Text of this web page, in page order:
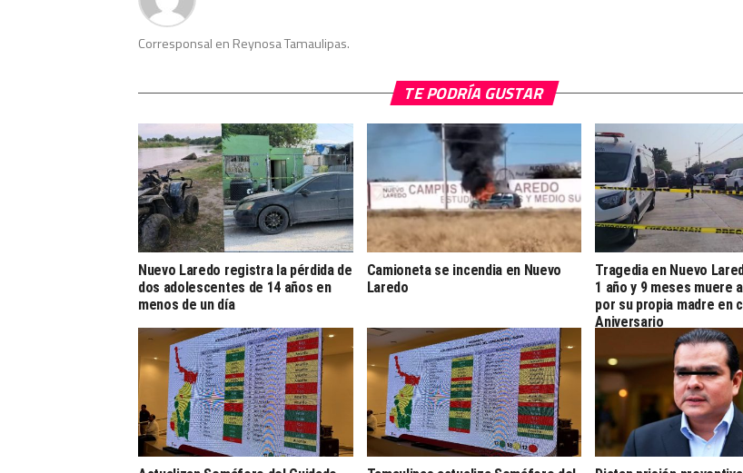
Corresponsal en Reynosa Tamaulipas.
TE PODRÍA GUSTAR
Nuevo Laredo registra la pérdida de
dos adolescentes de 14 años en
menos de un día
Camioneta se incendia en Nuevo
Laredo
Tragedia en Nuevo
1 año y 9 meses muere
por su propia madre en
Aniversario